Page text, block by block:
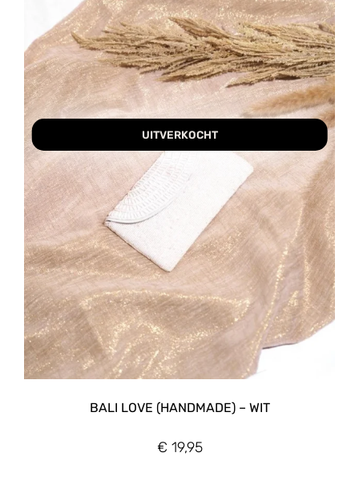
UITVERKOCHT
BALI LOVE (HANDMADE) – WIT
€ 19,95